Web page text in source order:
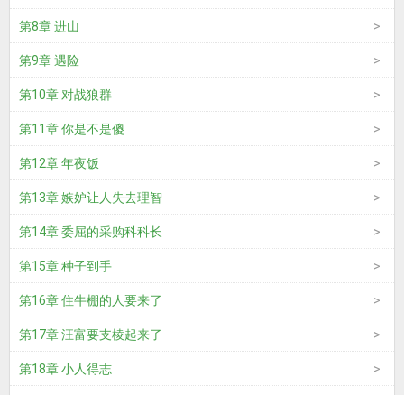
第8章 进山
第9章 遇险
第10章 对战狼群
第11章 你是不是傻
第12章 年夜饭
第13章 嫉妒让人失去理智
第14章 委屈的采购科科长
第15章 种子到手
第16章 住牛棚的人要来了
第17章 汪富要支棱起来了
第18章 小人得志